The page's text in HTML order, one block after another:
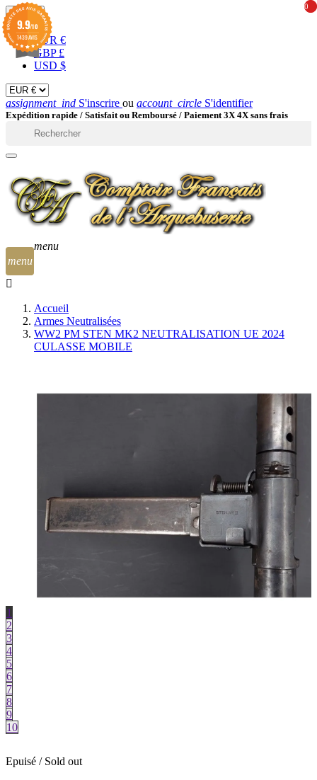
EUR 
EUR €
GBP £
USD $
assignment_ind S'inscrire ou account_circle S'identifier
Expédition rapide / Satisfait ou Remboursé / Paiement 3X 4X sans frais
menu
0
0
menu
Accueil
Armes Neutralisées
WW2 PM STEN MK2 NEUTRALISATION UE 2024
CULASSE MOBILE
1
2
3
4
5
6
7
8
9
10
Epuisé / Sold out
9.9/10
1439 AVIS